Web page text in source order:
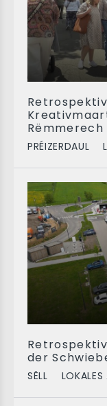
Rëmmerech
PRÉIZERDAUL
der
SËLL LOKALES